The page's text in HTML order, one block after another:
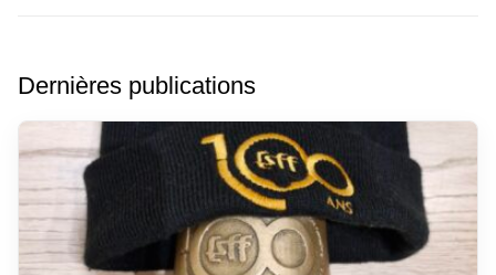
Dernières publications